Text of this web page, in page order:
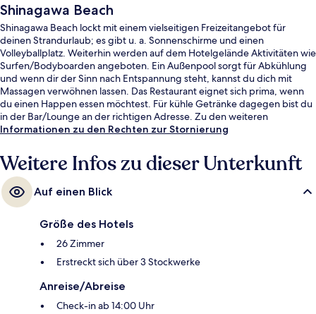
Shinagawa Beach
Shinagawa Beach lockt mit einem vielseitigen Freizeitangebot für
deinen Strandurlaub; es gibt u. a. Sonnenschirme und einen
Volleyballplatz. Weiterhin werden auf dem Hotelgelände Aktivitäten wie
Surfen/Bodyboarden angeboten. Ein Außenpool sorgt für Abkühlung
und wenn dir der Sinn nach Entspannung steht, kannst du dich mit
Massagen verwöhnen lassen. Das Restaurant eignet sich prima, wenn
du einen Happen essen möchtest. Für kühle Getränke dagegen bist du
in der Bar/Lounge an der richtigen Adresse. Zu den weiteren
Annehmlichkeiten dieses Hotels im luxuriösen Stil gehören
Informationen zu den Rechten zur Stornierung
Weitere Infos zu dieser Unterkunft
Auf einen Blick
Größe des Hotels
26 Zimmer
Erstreckt sich über 3 Stockwerke
Anreise/Abreise
Check-in ab 14:00 Uhr